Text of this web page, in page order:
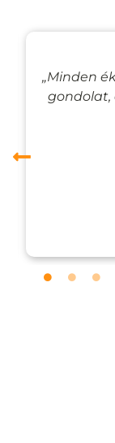
„Minden
gondolat,